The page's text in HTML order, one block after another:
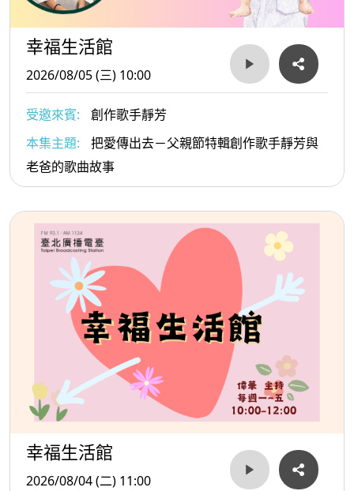
幸福生活館
2026/08/05 (三) 10:00
受邀來賓:
創作歌手靜芳
本集主題:
把愛傳出去－父親節特輯創作歌手靜芳與
老爸的歌曲故事
幸福生活館
2026/08/04 (二) 11:00